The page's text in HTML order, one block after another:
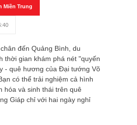
Miền Trung
đến Quảng Bình, du
thời gian khám phá nét "quyến
- quê hương của Đại tướng Võ
có thể trải nghiệm cả hình
hóa và sinh thái trên quê
Giáp chỉ với hai ngày nghỉ